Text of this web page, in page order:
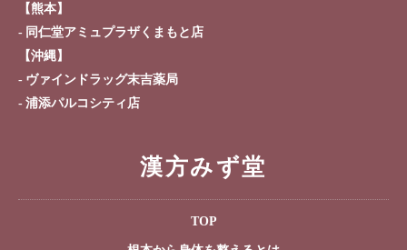
【熊本】
同仁堂アミュプラザくまもと店
【沖縄】
ヴァインドラッグ末吉薬局
浦添パルコシティ店
漢方みず堂
TOP